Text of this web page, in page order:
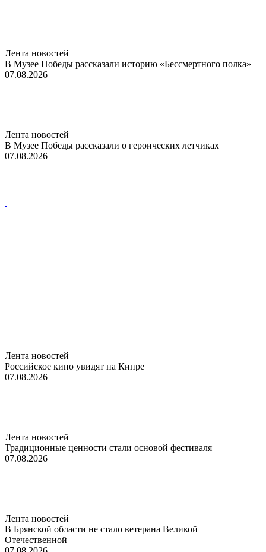
Лента новостей
В Музее Победы рассказали историю «Бессмертного полка»
07.08.2026
Лента новостей
В Музее Победы рассказали о героических летчиках
07.08.2026
Лента новостей
Российское кино увидят на Кипре
07.08.2026
Лента новостей
Традиционные ценности стали основой фестиваля
07.08.2026
Лента новостей
В Брянской области не стало ветерана Великой
Отечественной